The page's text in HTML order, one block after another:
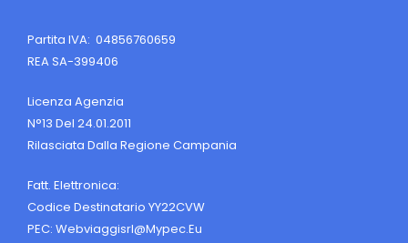
Partita IVA: 04856760659
REA SA-399406
Licenza Agenzia
N°13 Del 24.01.2011
Rilasciata Dalla Regione Campania
Fatt. Elettronica:
Codice Destinatario YY22CVW
PEC: Webviaggisrl@mypec.eu